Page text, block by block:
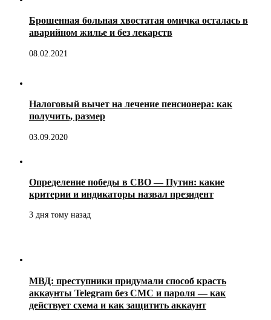
Брошенная больная хвостатая омичка осталась в
аварийном жилье и без лекарств
08.02.2021
Налоговый вычет на лечение пенсионера: как
получить, размер
03.09.2020
Определение победы в СВО — Путин: какие
критерии и индикаторы назвал президент
3 дня тому назад
МВД: преступники придумали способ красть
аккаунты Telegram без СМС и пароля — как
действует схема и как защитить аккаунт